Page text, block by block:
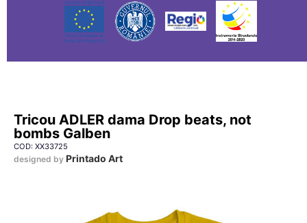
Tricou ADLER dama Drop beats, not
bombs Galben
COD: XX33725
designed by Printado Art